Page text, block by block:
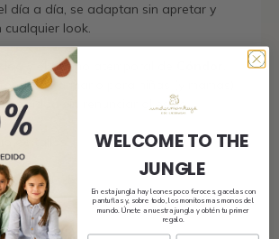
día a día, se adaptan sin apretar y
cualquier look.
y el diseño atemporal de
de armario para niñas (y mamás)
sin renunciar al estilo.
de tallas:
→ pie23-25
→ pie26-29
WELCOME TO THE
JUNGLE
En esta jungla hay leones poco feroces, gacelas con
pantuflas y, sobre todo, los monitos mas monos del
mundo. Únete a nuestra jungla y obtén tu primer
regalo.